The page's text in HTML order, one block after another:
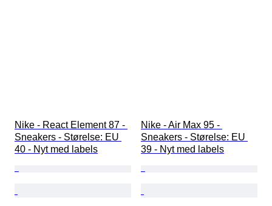
Nike - React Element 87 -
Sneakers - Størelse: EU
40 - Nyt med labels
Nike - Air Max 95 -
Sneakers - Størelse: EU
39 - Nyt med labels